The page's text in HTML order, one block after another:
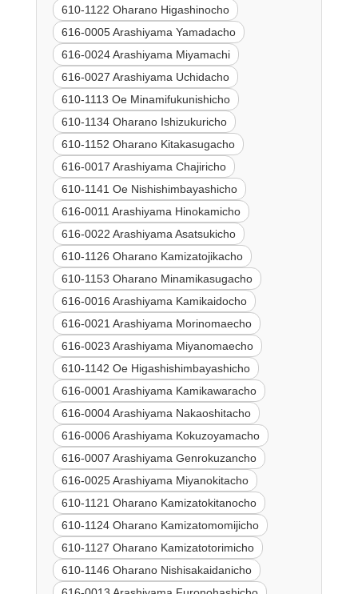
610-1122 Oharano Higashinocho
616-0005 Arashiyama Yamadacho
616-0024 Arashiyama Miyamachi
616-0027 Arashiyama Uchidacho
610-1113 Oe Minamifukunishicho
610-1134 Oharano Ishizukuricho
610-1152 Oharano Kitakasugacho
616-0017 Arashiyama Chajiricho
610-1141 Oe Nishishimbayashicho
616-0011 Arashiyama Hinokamicho
616-0022 Arashiyama Asatsukicho
610-1126 Oharano Kamizatojikacho
610-1153 Oharano Minamikasugacho
616-0016 Arashiyama Kamikaidocho
616-0021 Arashiyama Morinomaecho
616-0023 Arashiyama Miyanomaecho
610-1142 Oe Higashishimbayashicho
616-0001 Arashiyama Kamikawaracho
616-0004 Arashiyama Nakaoshitacho
616-0006 Arashiyama Kokuzoyamacho
616-0007 Arashiyama Genrokuzancho
616-0025 Arashiyama Miyanokitacho
610-1121 Oharano Kamizatokitanocho
610-1124 Oharano Kamizatomomijicho
610-1127 Oharano Kamizatotorimicho
610-1146 Oharano Nishisakaidanicho